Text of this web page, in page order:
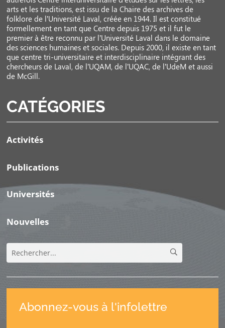
arts et les traditions, est issu de la Chaire des archives de
folklore de l’Université Laval, créée en 1944. Il est constitué
formellement en tant que Centre depuis 1975 et il fut le
premier à être reconnu par l’Université Laval dans le domaine
des sciences humaines et sociales. Depuis 2000, il existe en tant
que centre tri-universitaire et interdisciplinaire intégrant des
chercheurs de Laval, de l’UQAM, de l’UQAC, de l’UdeM et aussi
de McGill.
CATÉGORIES
Activités
Publications
Universités
Nouvelles
Abonnez-vous à l'infolettre